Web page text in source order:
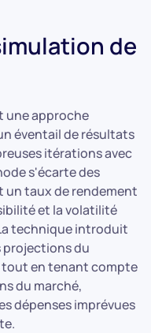
de
une approche
éventail de résultats
itérations avec
s'écarte des
un taux de rendement
et la volatilité
technique introduit
projections du
en tenant compte
du marché,
dépenses imprévues